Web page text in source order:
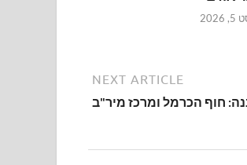
NEXT ARTICLE
חוף הכרמל ומרכז מיר"ב